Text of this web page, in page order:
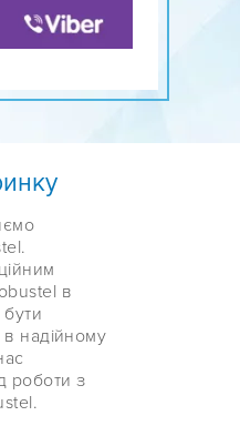
в
надійному
роботи з